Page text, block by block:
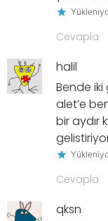
Cevapla
halil
Bende
alet’e
bir aydır
Cevapla
qksn